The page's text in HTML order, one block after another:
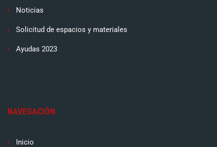
Noticias
Solicitud de espacios y materiales
Ayudas 2023
NAVEGACIÓN
Inicio